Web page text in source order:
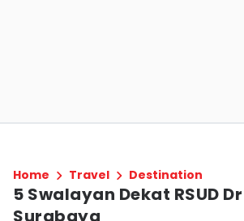
Home Travel Destination
5 Swalayan Dekat RSUD
Surabaya